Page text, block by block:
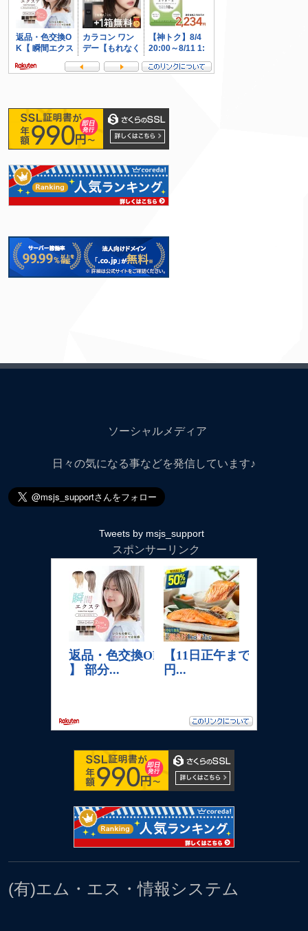
ソーシャルメディア
日々の気になる事などを発信しています♪
Tweets by msjs_support
スポンサーリンク
(有)エム・エス・情報システム